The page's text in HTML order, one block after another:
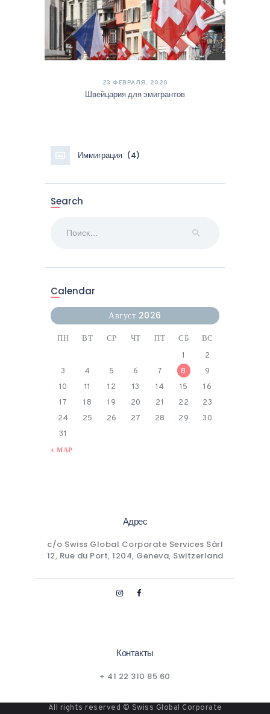
23 ФЕВРАЛЯ, 2020
Швейцария для эмигрантов
Иммиграция (4)
Search
Calendar
Август 2026
ПН ВТ СР ЧТ ПТ СБ ВС
« МАР
1
2
3
4 5 6 7 8
9
10
11 12 13 14 15
16
17
18 19 20 21 22
23
24
25 26 27 28 29
30
31
Адрес
c/o Swiss Global Corporate Services Sàrl
12, Rue du Port, 1204, Geneva, Switzerland
Контакты
+ 41 22 310 85 60
All rights reserved © Swiss Global Corporate